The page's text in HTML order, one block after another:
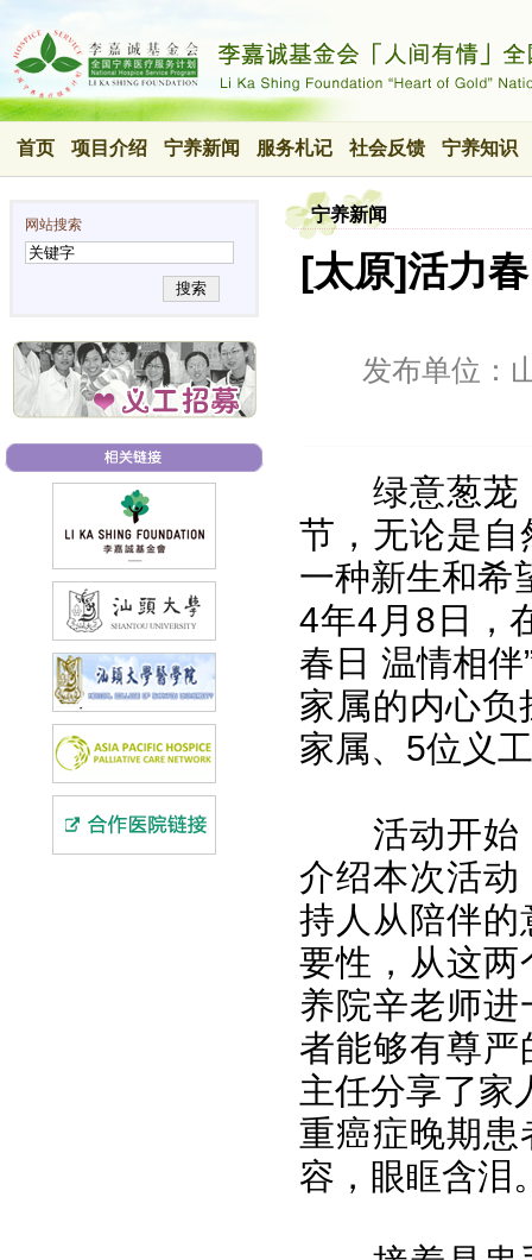
首页 项目介绍 宁养新闻 服务札记 社会反馈 宁养知识
网站搜索
搜索
宁养新闻
[太原]活力
发布单位：
绿意葱茏
节，无论是
一种新生和希
4年4月8日，
春日 温情相
家属的内心
家属、5位义
活动开始
介绍本次活
持人从陪伴
要性，从这
养院辛老师
者能够有尊
主任分享了家
重癌症晚期
容，眼眶含泪